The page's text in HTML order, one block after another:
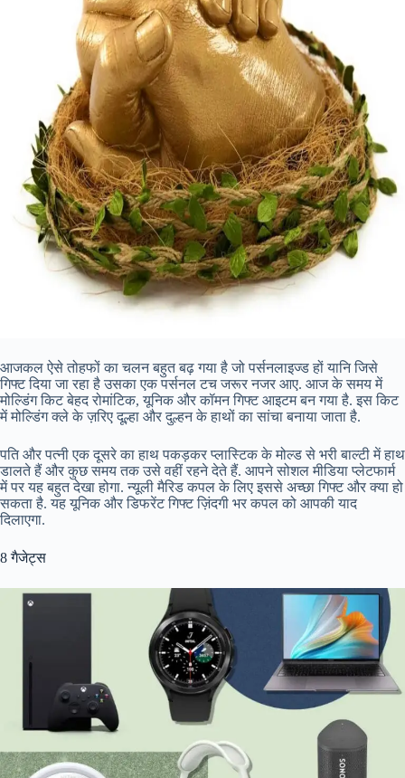
आजकल ऐसे तोहफों का चलन बहुत बढ़ गया है जो पर्सनलाइज्ड हों यानि जिसे
गिफ्ट दिया जा रहा है उसका एक पर्सनल टच जरूर नजर आए. आज के समय में
मोल्डिंग किट बेहद रोमांटिक, यूनिक और कॉमन गिफ्ट आइटम बन गया है. इस किट
में मोल्डिंग क्ले के ज़रिए दूल्हा और दुल्हन के हाथों का सांचा बनाया जाता है.
पति और पत्नी एक दूसरे का हाथ पकड़कर प्लास्टिक के मोल्ड से भरी बाल्टी में हाथ
डालते हैं और कुछ समय तक उसे वहीं रहने देते हैं. आपने सोशल मीडिया प्लेटफार्म
में पर यह बहुत देखा होगा. न्यूली मैरिड कपल के लिए इससे अच्छा गिफ्ट और क्या हो
सकता है. यह यूनिक और डिफरेंट गिफ्ट ज़िंदगी भर कपल को आपकी याद
दिलाएगा.
8 गैजेट्स